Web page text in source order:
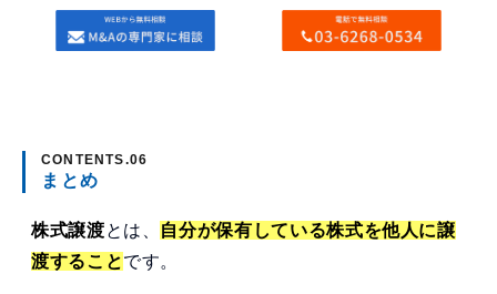
まとめ
株式譲渡とは、 自分が保有している株式を他人に譲
渡することです。